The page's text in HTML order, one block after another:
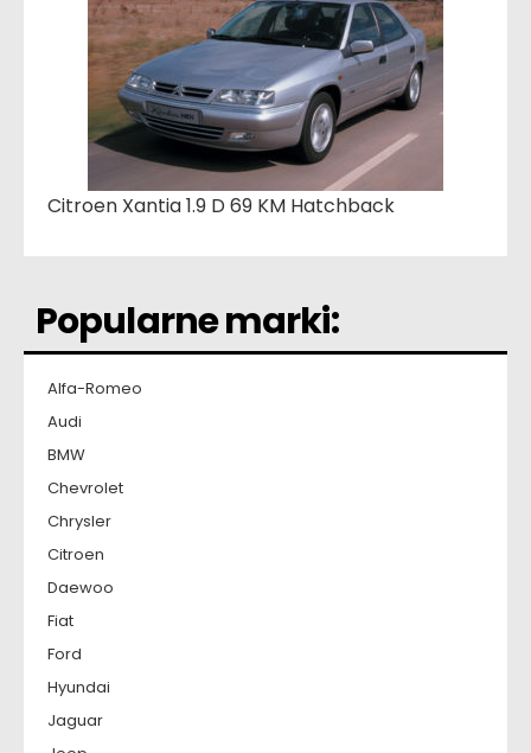
Citroen Xantia 1.9 D 69 KM Hatchback
Popularne marki:
Alfa-Romeo
Audi
BMW
Chevrolet
Chrysler
Citroen
Daewoo
Fiat
Ford
Hyundai
Jaguar